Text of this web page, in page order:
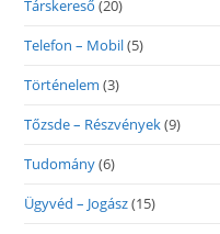
Társkereső (20)
Telefon – Mobil(5)
Történelem (3)
Tőzsde – Részvények(9)
Tudomány(6)
Ügyvéd – Jogász(15)